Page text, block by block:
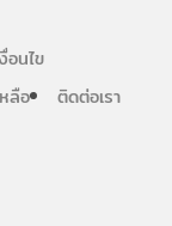
อนไข
ลือ ติดต่อเรา